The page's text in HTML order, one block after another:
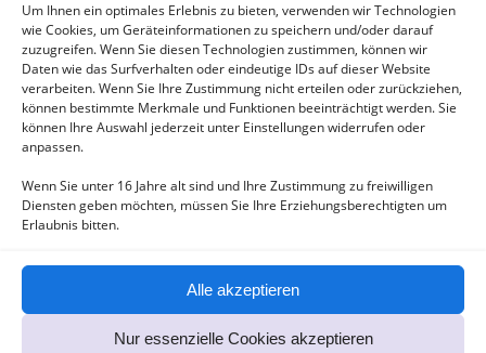
Um Ihnen ein optimales Erlebnis zu bieten, verwenden wir Technologien
wie Cookies, um Geräteinformationen zu speichern und/oder darauf
zuzugreifen. Wenn Sie diesen Technologien zustimmen, können wir
Daten wie das Surfverhalten oder eindeutige IDs auf dieser Website
verarbeiten. Wenn Sie Ihre Zustimmung nicht erteilen oder zurückziehen,
können bestimmte Merkmale und Funktionen beeinträchtigt werden. Sie
können Ihre Auswahl jederzeit unter Einstellungen widerrufen oder
anpassen.
Wenn Sie unter 16 Jahre alt sind und Ihre Zustimmung zu freiwilligen
Diensten geben möchten, müssen Sie Ihre Erziehungsberechtigten um
Erlaubnis bitten.
Alle akzeptieren
Nur essenzielle Cookies akzeptieren
Nanouka Children's Book Summer of Girls